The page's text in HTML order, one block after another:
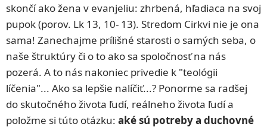
skončí ako žena v evanjeliu: zhrbená, hľadiaca na svoj
pupok (porov. Lk 13, 10- 13). Stredom Cirkvi nie je ona
sama! Zanechajme prílišné starosti o samých seba, o
naše štruktúry či o to ako sa spoločnosť na nás
pozerá. A to nás nakoniec privedie k "teológii
líčenia"... Ako sa lepšie nalíčiť...? Ponorme sa radšej
do skutočného života ľudí, reálneho života ľudí a
položme si túto otázku: aké sú potreby a duchovné